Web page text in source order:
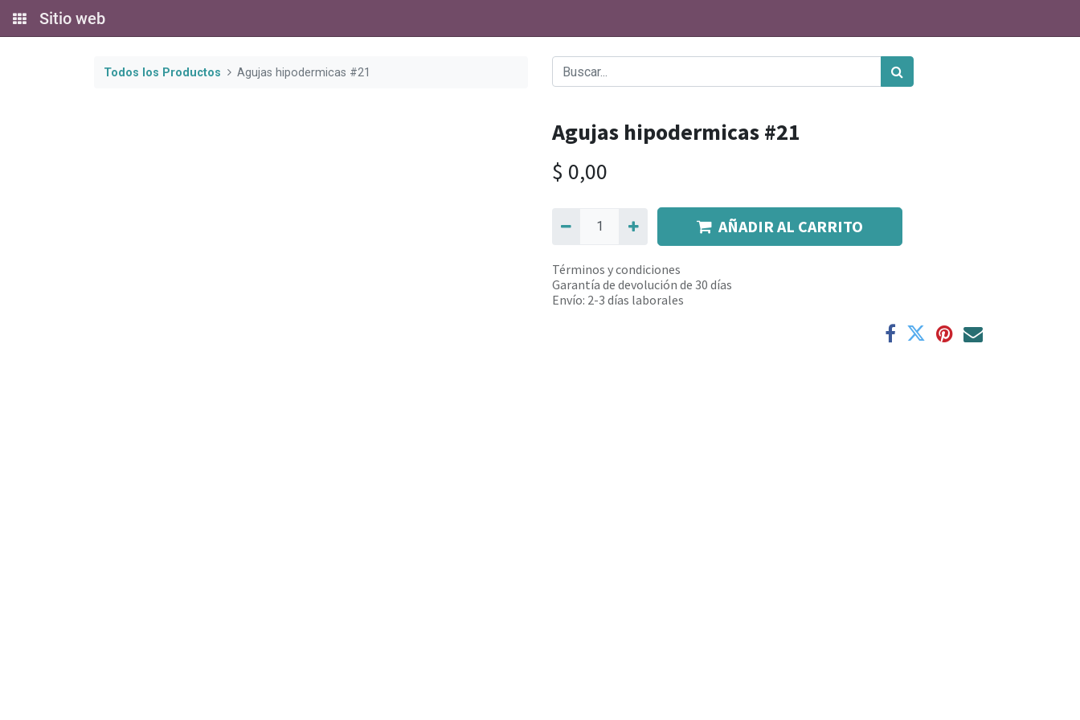
Sitio web
Todos los Productos Agujas hipodermicas #21
Agujas hipodermicas #21
$ 0,00
AÑADIR AL CARRITO
Términos y condiciones
Garantía de devolución de 30 días
Envío: 2-3 días laborales